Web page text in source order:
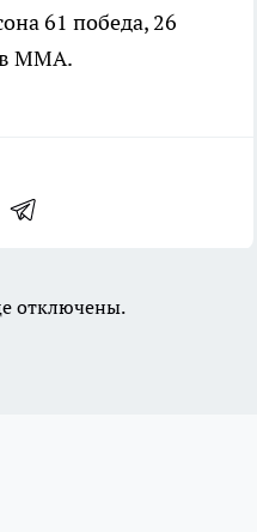
61 победа, 26
в ММА.
отключены.